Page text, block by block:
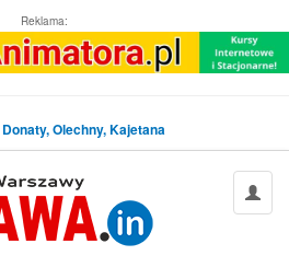
Reklama:
Donaty, Olechny, Kajetana